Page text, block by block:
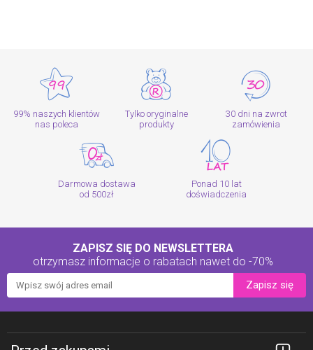
99% naszych klientów
nas poleca
Tylko oryginalne
produkty
30 dni na zwrot
zamówienia
Darmowa dostawa
od 500zł
Ponad 10 lat
doświadczenia
ZAPISZ SIĘ DO NEWSLETTERA
otrzymasz informacje o rabatach nawet do -70%
Zapisz się